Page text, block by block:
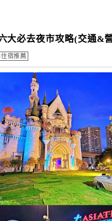
大必去夜市攻略(交通&
宿推薦